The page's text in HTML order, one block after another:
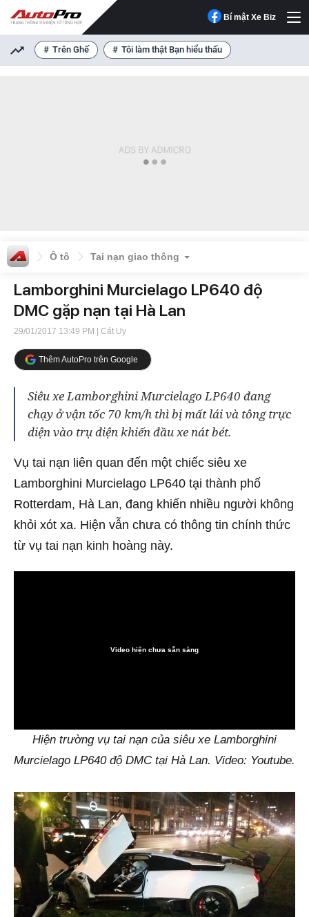
Bí mật Xe Biz
Trên Ghế Tôi làm thật Bạn hiểu thấu
Ô tô Tai nạn giao thông
Lamborghini Murcielago LP640 độ
DMC gặp nạn tại Hà Lan
29/01/2017 13:49 PM | Cát Uy
Thêm AutoPro trên Google
Siêu xe Lamborghini Murcielago LP640 đang
chạy ở vận tốc 70 km/h thì bị mất lái và tông trực
diện vào trụ điện khiến đầu xe nát bét.
Vụ tai nạn liên quan đến một chiếc siêu xe
Lamborghini Murcielago LP640 tại thành phố
Rotterdam, Hà Lan, đang khiến nhiều người không
khỏi xót xa. Hiện vẫn chưa có thông tin chính thức
từ vụ tai nạn kinh hoàng này.
Video hiện chưa sẵn sàng
Hiện trường vụ tai nạn của siêu xe Lamborghini
Murcielago LP640 độ DMC tại Hà Lan. Video: Youtube.